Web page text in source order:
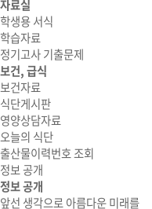
자료실
학생용 서식
학습자료
정기고사 기출문제
보건, 급식
보건자료
식단게시판
영양상담자료
오늘의 식단
출산물이력번호 조회
정보 공개
정보 공개
앞선 생각으로 아름다운 미래를